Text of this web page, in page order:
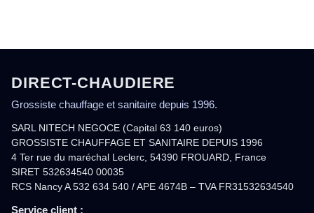
DIRECT-CHAUDIERE
Grossiste chauffage et sanitaire depuis 1996.
SARL NITECH NEGOCE (Capital 63 140 euros)
GROSSISTE CHAUFFAGE ET SANITAIRE DEPUIS 1996
4 Ter rue du maréchal Leclerc, 54390 FROUARD, France
SIRET 532634540 00035
RCS Nancy A 532 634 540 / APE 4674B – TVA FR31532634540
Service client :